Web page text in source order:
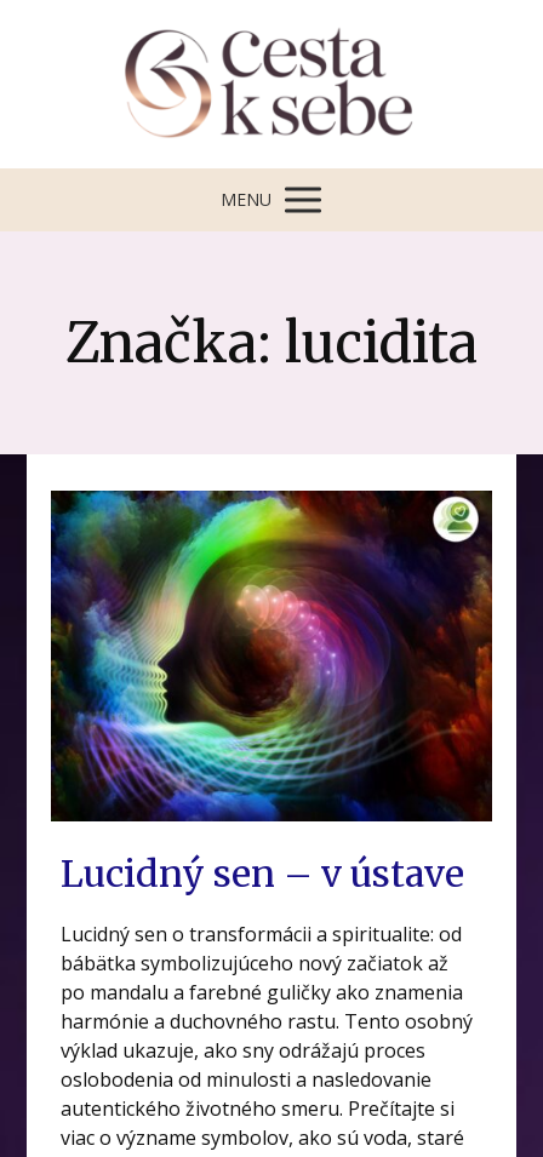
MENU
Značka: lucidita
Lucidný sen – v ústave
Lucidný sen o transformácii a spiritualite: od
bábätka symbolizujúceho nový začiatok až
po mandalu a farebné guličky ako znamenia
harmónie a duchovného rastu. Tento osobný
výklad ukazuje, ako sny odrážajú proces
oslobodenia od minulosti a nasledovanie
autentického životného smeru. Prečítajte si
viac o význame symbolov, ako sú voda, staré